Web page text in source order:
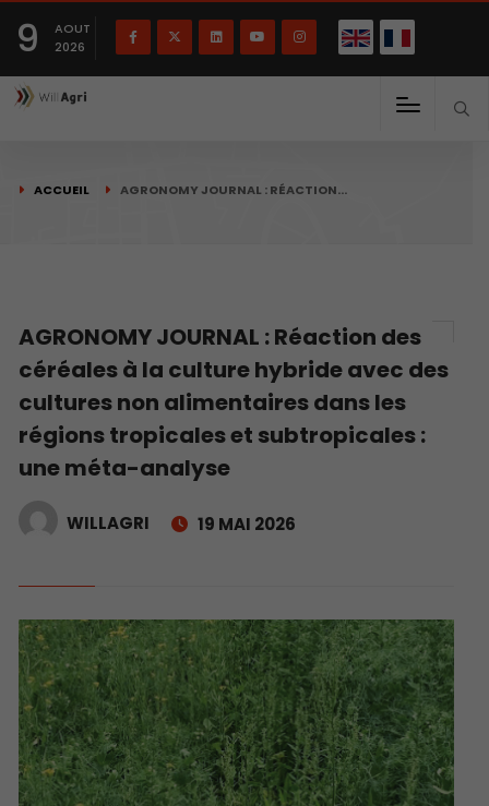
9
AOUT
2026
ACCUEIL AGRONOMY JOURNAL : RÉACTION…
AGRONOMY JOURNAL : Réaction des
céréales à la culture hybride avec des
cultures non alimentaires dans les
régions tropicales et subtropicales :
une méta-analyse
WILLAGRI 19 MAI 2026
Français English(English)